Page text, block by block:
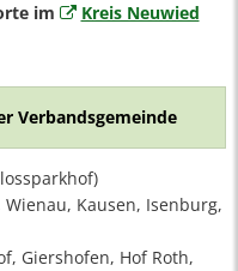
im Kreis Neuwied
Verbandsgemeinde
Kausen, Isenburg,
Giershofen, Hof Roth,